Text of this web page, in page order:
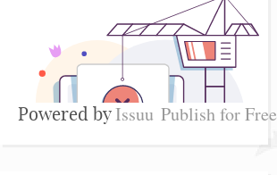
Powered byIssuu Publish for Free